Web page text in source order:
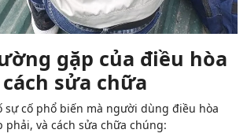
gặp của điều hòa
sửa chữa
sự cố phổ biến mà người dùng điều hòa
và cách sửa chữa chúng: